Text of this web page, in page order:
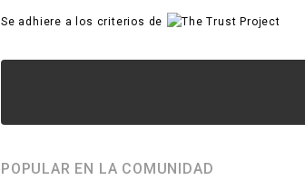
Se adhiere a los criterios de
POPULAR EN LA COMUNIDAD